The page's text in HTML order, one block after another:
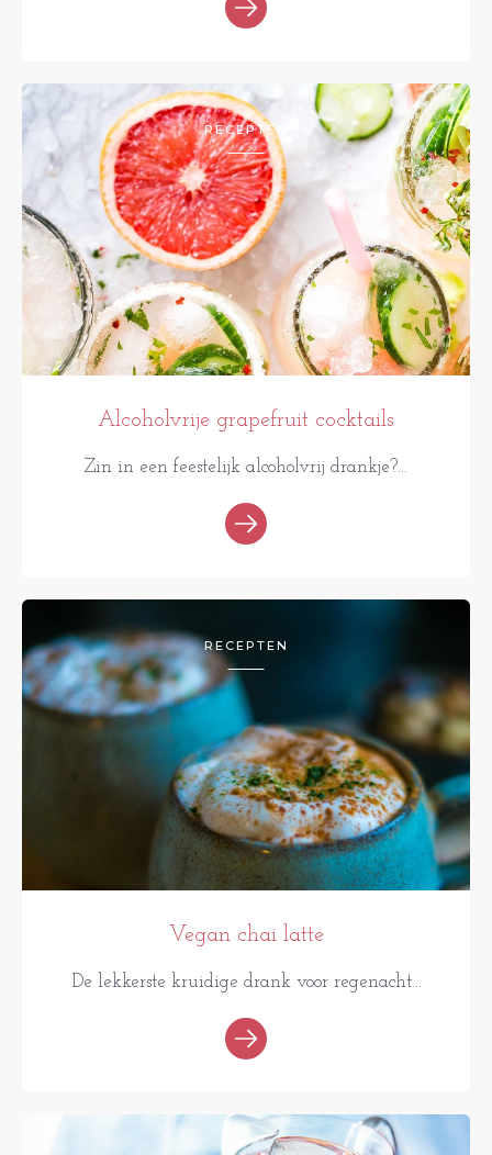
RECEPTEN
Alcoholvrije grapefruit cocktails
Zin in een feestelijk alcoholvrij drankje?...
RECEPTEN
Vegan chai latte
De lekkerste kruidige drank voor regenacht...